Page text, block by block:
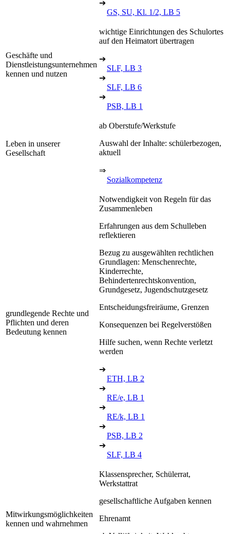
➔
GS, SU, Kl. 1/2, LB 5
Geschäfte und
Dienstleistungsunternehmen
kennen und nutzen
wichtige Einrichtungen des Schulortes
auf den Heimatort übertragen
➔
SLF, LB 3
➔
SLF, LB 6
➔
PSB, LB 1
Leben in unserer
Gesellschaft
ab Oberstufe/Werkstufe
Auswahl der Inhalte: schülerbezogen,
aktuell
⇒
Sozialkompetenz
grundlegende Rechte und
Pflichten und deren
Bedeutung kennen
Notwendigkeit von Regeln für das
Zusammenleben
Erfahrungen aus dem Schulleben
reflektieren
Bezug zu ausgewählten rechtlichen
Grundlagen: Menschenrechte,
Kinderrechte,
Behindertenrechtskonvention,
Grundgesetz, Jugendschutzgesetz
Entscheidungsfreiräume, Grenzen
Konsequenzen bei Regelverstößen
Hilfe suchen, wenn Rechte verletzt
werden
➔
ETH, LB 2
➔
RE/e, LB 1
➔
RE/k, LB 1
➔
PSB, LB 2
➔
SLF, LB 4
Mitwirkungsmöglichkeiten
kennen und wahrnehmen
Klassensprecher, Schülerrat,
Werkstattrat
gesellschaftliche Aufgaben kennen
Ehrenamt